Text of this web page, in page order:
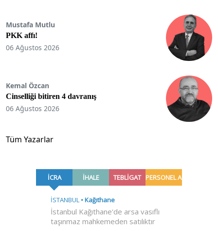
Mustafa Mutlu
PKK affı!
06 Ağustos 2026
Kemal Özcan
Cinselliği bitiren 4 davranış
06 Ağustos 2026
Tüm Yazarlar